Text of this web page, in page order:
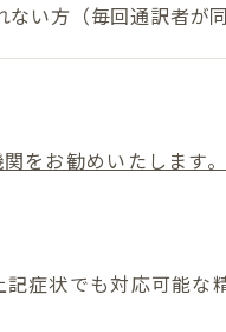
い方（毎回通訳者が
をお勧めいたします。
症状でも対応可能な